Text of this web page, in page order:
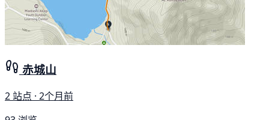
赤城山
2 站点 · 2个月前